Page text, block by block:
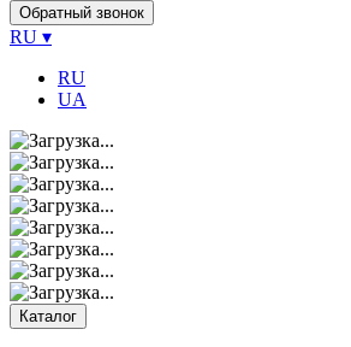
Обратный звонок
RU ▾
RU
UA
Каталог